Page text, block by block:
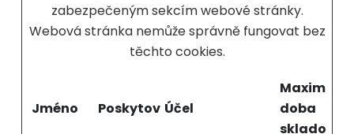
zabezpečeným sekcím webové stránky.
Webová stránka nemůže správně fungovat bez
těchto cookies.
Jméno Poskytovatel
Účel
Maximální
doba